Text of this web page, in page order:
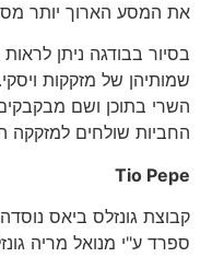
את המסע הארוך יותר
בסיור בבודגה ניתן לראות
שמותיהן של מזקקות ויסקי.
השרי בתוכן ושם מבקבקים
החביות שולחים למזקקה
Tio Pepe
ספרד ע"י מנואל מריה